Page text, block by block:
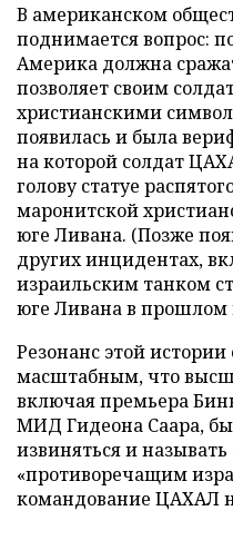
В американском
поднимается вопрос:
Америка должна
позволяет своим
христианскими
появилась и была
на которой солдат
голову статуе
маронитской
юге Ливана. (Позже
других инцидентах,
израильским танком
юге Ливана в прошлом
Резонанс этой истории
масштабным, что
включая премьера
МИД Гидеона Саара,
извиняться и называть
«противоречащим
командование ЦАХАЛ